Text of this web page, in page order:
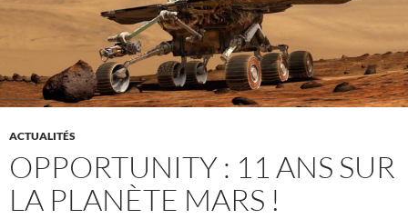
ACTUALITÉS
OPPORTUNITY : 11 ANS SUR
LA PLANÈTE MARS !